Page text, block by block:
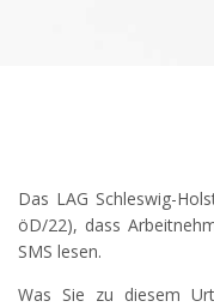
Das LAG Schleswig-
öD/22), dass
SMS lesen.
Was Sie zu diesem